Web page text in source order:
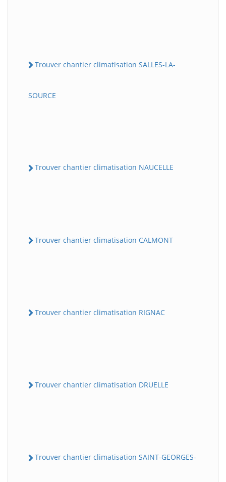
Trouver chantier climatisation SALLES-LA-
SOURCE
Trouver chantier climatisation NAUCELLE
Trouver chantier climatisation CALMONT
Trouver chantier climatisation RIGNAC
Trouver chantier climatisation DRUELLE
Trouver chantier climatisation SAINT-GEORGES-